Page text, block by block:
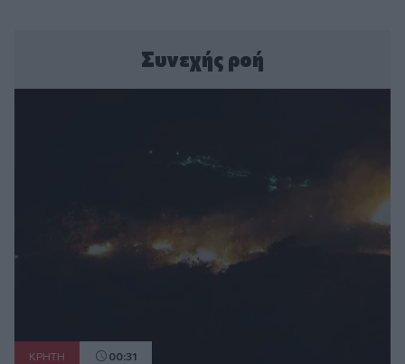
Συνεχής ροή
ΚΡΗΤΗ 00:31